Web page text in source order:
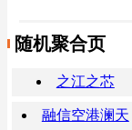
随机聚合页
之江之芯
融信空港澜天